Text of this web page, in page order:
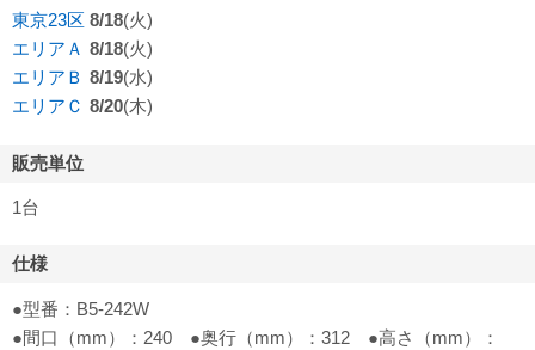
東京23区 8/18(火)
エリアＡ 8/18(火)
エリアＢ 8/19(水)
エリアＣ 8/20(木)
販売単位
1台
仕様
●型番：B5-242W
●間口（mm）：240 ●奥行（mm）：312 ●高さ（mm）：